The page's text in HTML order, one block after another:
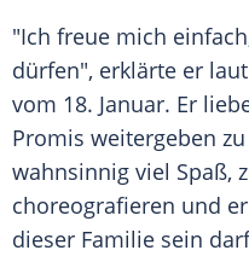
"Ich freue mich
dürfen", erklärte er
vom 18. Januar. Er
Promis weitergeben
wahnsinnig viel Spaß,
choreografieren und
dieser Familie sein